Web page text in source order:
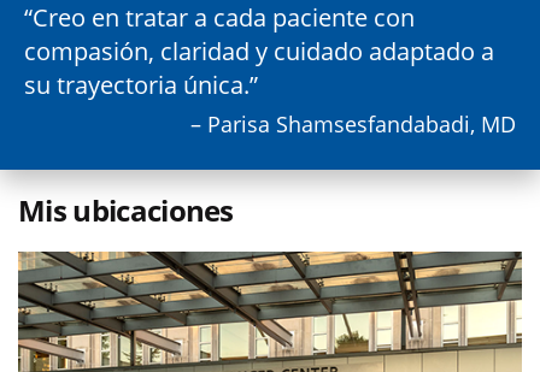
Creo en tratar a cada paciente con
compasión, claridad y cuidado adaptado a
su trayectoria única.
– Parisa Shamsesfandabadi, MD
Mis ubicaciones